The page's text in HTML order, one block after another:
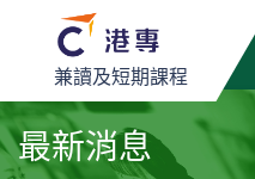
兼讀及短期課程
最新消息